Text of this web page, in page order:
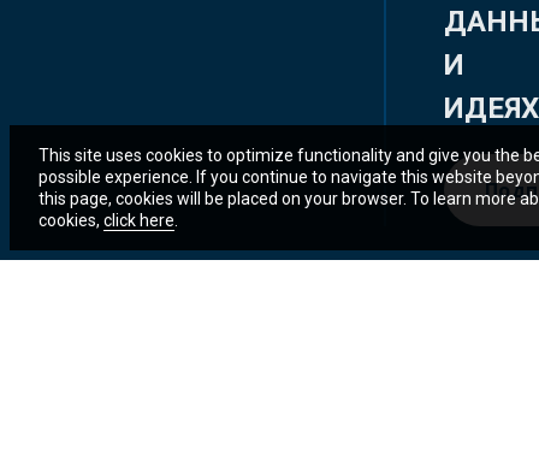
И
ИДЕЯХ
This site uses cookies to optimize functionality and give you the
possible experience. If you continue to navigate this website
this page, cookies will be placed on your browser. To learn more
cookies, click here